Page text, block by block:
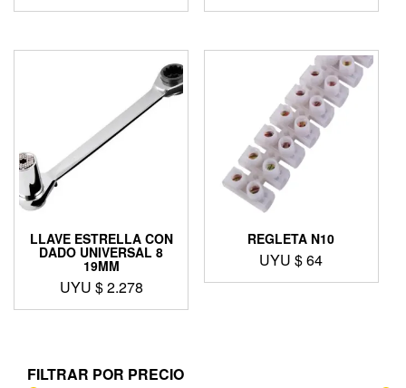
LLAVE ESTRELLA CON
DADO UNIVERSAL 8
19MM
UYU $2.278
REGLETA N10
UYU $64
FILTRAR POR PRECIO